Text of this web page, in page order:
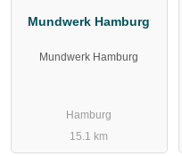
Mundwerk Hamburg
Mundwerk Hamburg
Hamburg
15.1 km